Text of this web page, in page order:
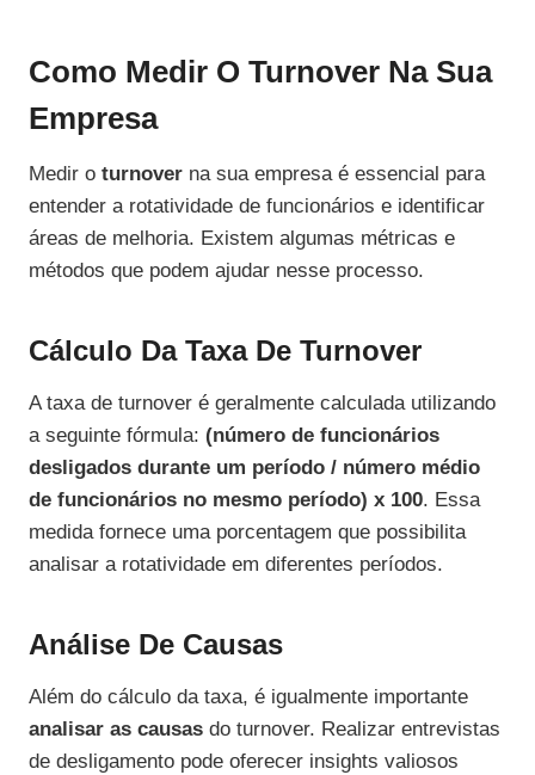
Como Medir O Turnover Na Sua
Empresa
Medir o turnover na sua empresa é essencial para
entender a rotatividade de funcionários e identificar
áreas de melhoria. Existem algumas métricas e
métodos que podem ajudar nesse processo.
Cálculo Da Taxa De Turnover
A taxa de turnover é geralmente calculada utilizando
a seguinte fórmula: (número de funcionários
desligados durante um período / número médio
de funcionários no mesmo período) x 100. Essa
medida fornece uma porcentagem que possibilita
analisar a rotatividade em diferentes períodos.
Análise De Causas
Além do cálculo da taxa, é igualmente importante
analisar as causas do turnover. Realizar entrevistas
de desligamento pode oferecer insights valiosos